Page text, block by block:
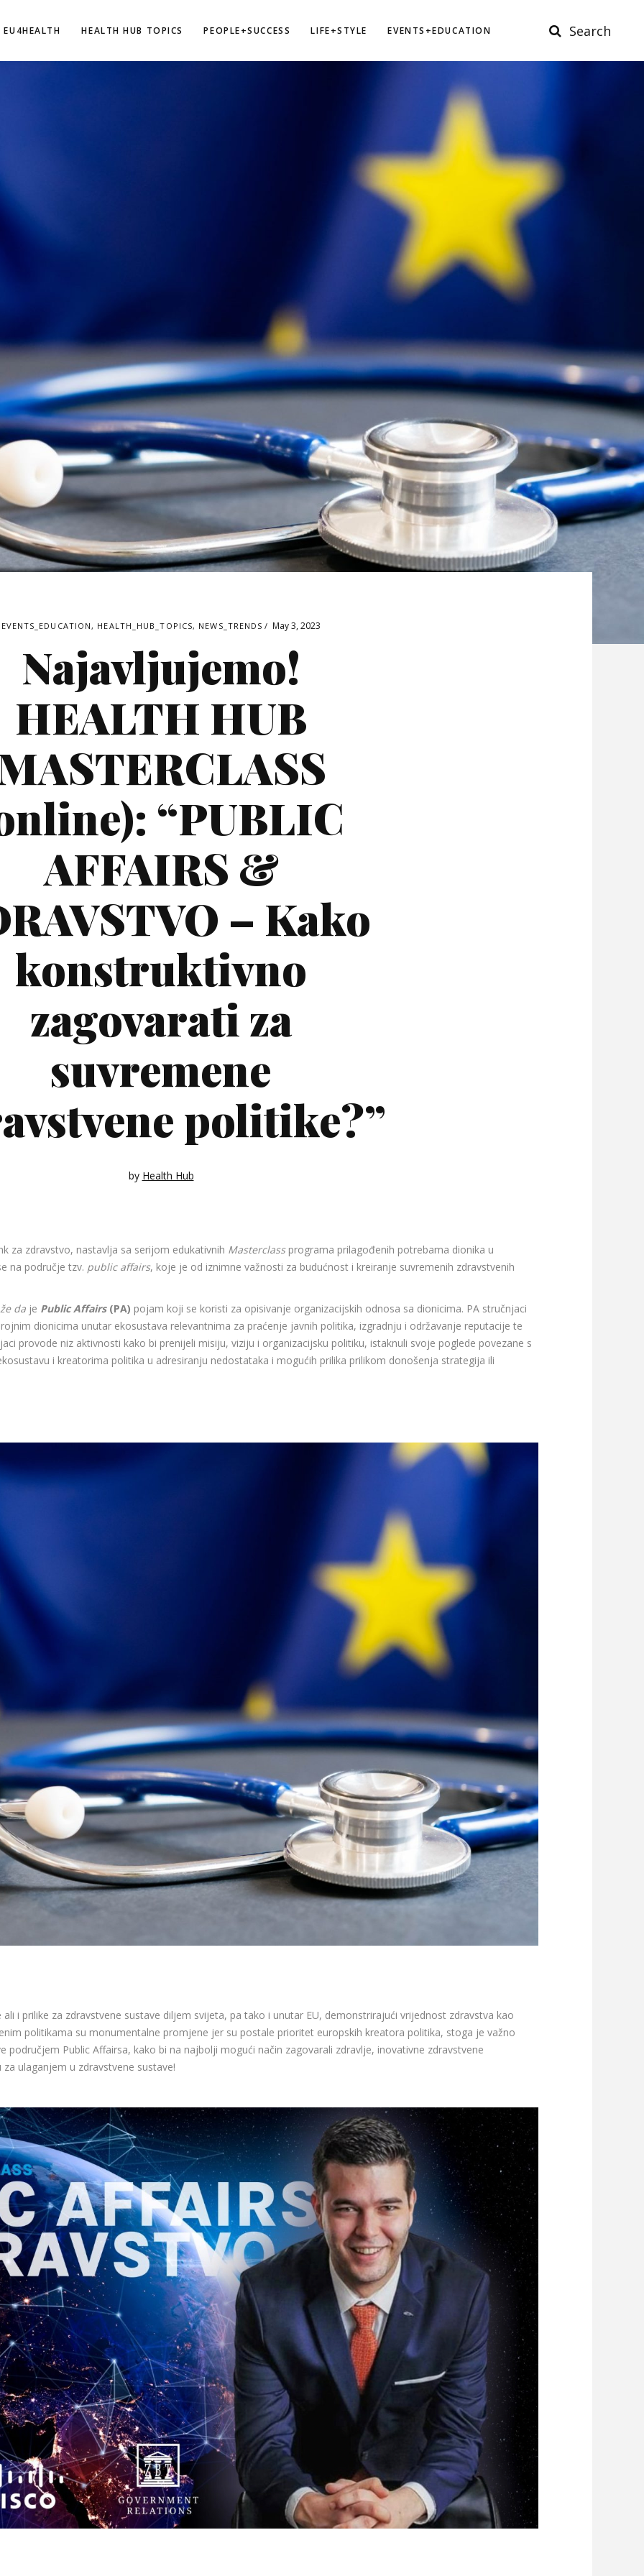
EU4HEALTH HEALTH HUB TOPICS PEOPLE+SUCCESS LIFE+STYLE EVENTS+EDUCATION Search
EVENTS_EDUCATION , HEALTH_HUB_TOPICS, NEWS_TRENDS May 3, 2023
Najavljujemo!
HEALTH HUB
“PUBLIC
AFFAIRS &
– Kako
konstruktivno
zagovarati za
suvremene
politike?”
by Health Hub
za zdravstvo, nastavlja sa serijom edukativnih Masterclassprograma prilagođenih potrebama dionika u
na područje tzv. public affairs, koje je od iznimne važnosti za budućnost i kreiranje suvremenih zdravstvenih
da je Public Affairs(PA) pojam koji se koristi za opisivanje organizacijskih odnosa sa dionicima. PA stručnjaci
dionicima unutar ekosustava relevantnima za praćenje javnih politika, izgradnju i održavanje reputacije te
provode niz aktivnosti kako bi prenijeli misiju, viziju i organizacijsku politiku, istaknuli svoje poglede povezane s
i kreatorima politika u adresiranju nedostataka i mogućih prilika prilikom donošenja strategija ili
i prilike za zdravstvene sustave diljem svijeta, pa tako i unutar EU, demonstrirajući vrijednost zdravstva kao
politikama su monumentalne promjene jer su postale prioritet europskih kreatora politika, stoga je važno
područjem Public Affairsa, kako bi na najbolji mogući način zagovarali zdravlje, inovativne zdravstvene
ulaganjem u zdravstvene sustave!